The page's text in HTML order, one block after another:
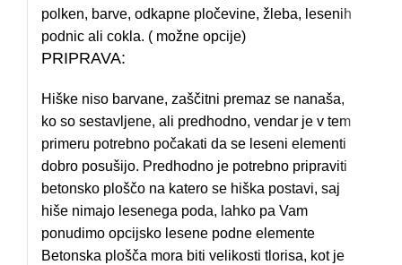
polken, barve, odkapne pločevine, žleba, lesenih
podnic ali cokla. ( možne opcije)
PRIPRAVA:
Hiške niso barvane, zaščitni premaz se nanaša,
ko so sestavljene, ali predhodno, vendar je v tem
primeru potrebno počakati da se leseni elementi
dobro posušijo. Predhodno je potrebno pripraviti
betonsko ploščo na katero se hiška postavi, saj
hiše nimajo lesenega poda, lahko pa Vam
ponudimo opcijsko lesene podne elemente
Betonska plošča mora biti velikosti tlorisa, kot je